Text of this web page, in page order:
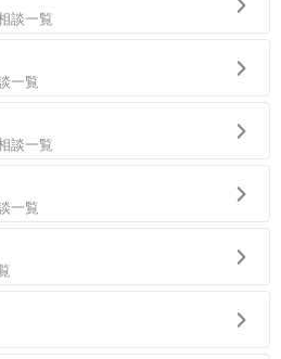
談一覧
一覧
談一覧
一覧